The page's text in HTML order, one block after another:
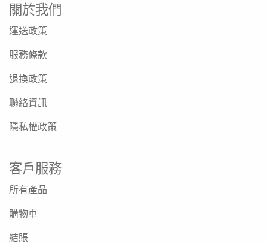
關於我們
運送政策
服務條款
退換政策
聯絡資訊
隱私權政策
客戶服務
所有產品
購物車
結賬